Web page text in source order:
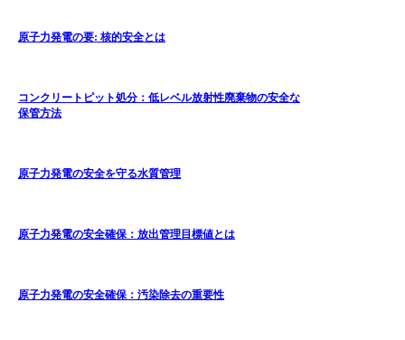
原子力発電の要: 核的安全とは
コンクリートピット処分：低レベル放射性廃棄物の安全な
保管方法
原子力発電の安全を守る水質管理
原子力発電の安全確保：放出管理目標値とは
原子力発電の安全確保：汚染除去の重要性